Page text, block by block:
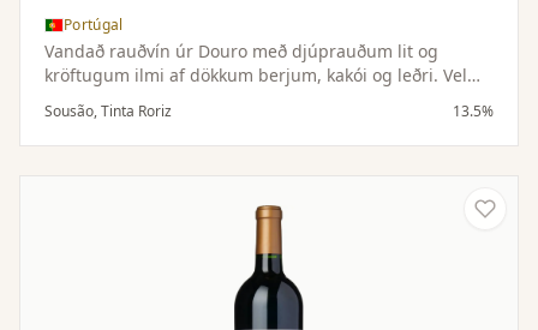
Portúgal
Vandað rauðvín úr Douro með djúprauðum lit og
kröftugum ilmi af dökkum berjum, kakói og leðri. Vel
byggt í munni með mjúkri áferð, aðlaðandi tannínum
og löngu eftirbragði.
Sousão, Tinta Roriz 13.5%